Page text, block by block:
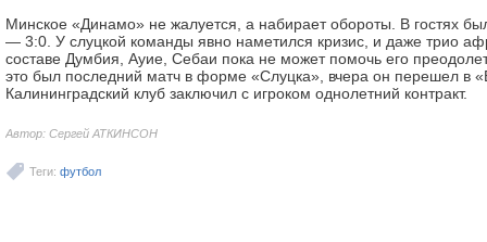
Минское «Динамо» не жалуется, а набирает обороты. В гостях
— 3:0. У слуцкой команды явно наметился кризис, и даже трио
составе Думбия, Ауие, Себаи пока не может помочь его
это был последний матч в форме «Слуцка», вчера он перешел в
Калининградский клуб заключил с игроком однолетний контракт.
Автор: Сергей АТКИНСОН
Теги: футбол